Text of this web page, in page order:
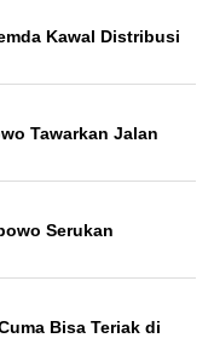
Kawal Distribusi
Tawarkan Jalan
Serukan
Bisa Teriak di